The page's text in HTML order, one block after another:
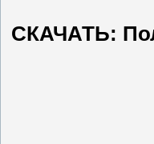
СКАЧАТЬ: